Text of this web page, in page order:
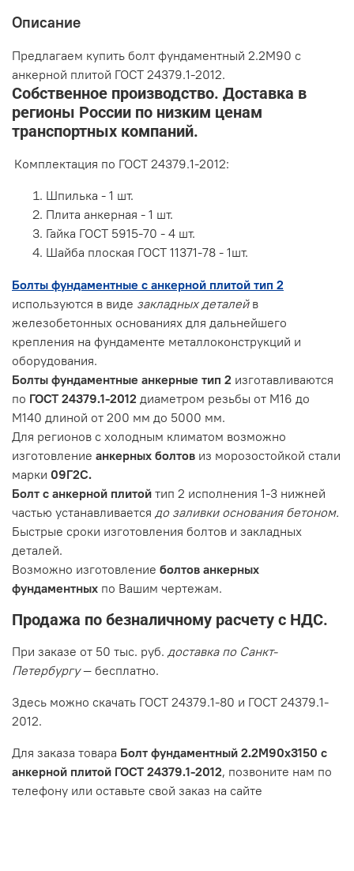
Описание
Предлагаем купить болт фундаментный 2.2М90 с
анкерной плитой ГОСТ 24379.1-2012.
Собственное производство. Доставка в
регионы России по низким ценам
транспортных компаний.
Комплектация по ГОСТ 24379.1-2012:
Шпилька - 1 шт.
Плита анкерная - 1 шт.
Гайка ГОСТ 5915-70 - 4 шт.
Шайба плоская ГОСТ 11371-78 - 1шт.
Болты фундаментные с анкерной плитой тип 2
используются в виде закладных деталейв
железобетонных основаниях для дальнейшего
крепления на фундаменте металлоконструкций и
оборудования.
Болты фундаментные анкерные тип 2 изготавливаются
по ГОСТ 24379.1-2012 диаметром резьбы от М16 до
М140 длиной от 200 мм до 5000 мм.
Для регионов с холодным климатом возможно
изготовление анкерных болтов из морозостойкой стали
марки 09Г2С.
Болт с анкерной плитой тип 2 исполнения 1-3 нижней
частью устанавливается до заливки основания бетоном.
Быстрые сроки изготовления болтов и закладных
деталей.
Возможно изготовление болтов анкерных
фундаментных по Вашим чертежам.
Продажа по безналичному расчету с НДС.
При заказе от 50 тыс. руб. доставка по Санкт-
Петербургу— бесплатно.
Здесь можно скачать ГОСТ 24379.1-80 и ГОСТ 24379.1-
2012.
Для заказа товара Болт фундаментный 2.2М90х3150 с
анкерной плитой ГОСТ 24379.1-2012, позвоните нам по
телефону или оставьте свой заказ на сайте